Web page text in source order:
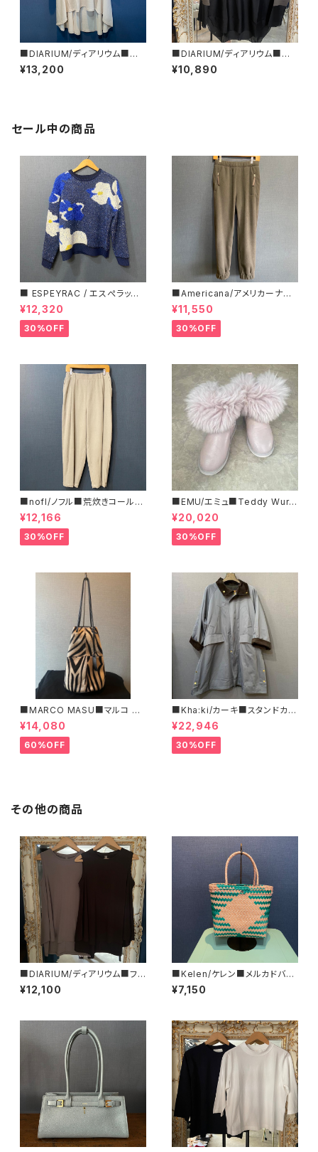
■DIARIUM/ディアリウム■バッ
クフレアー・ドルマンカットソー
■春夏新作！■MADE IN JAPA
¥13,200
■DIARIUM/ディアリウム■シ
アー切り替えトップス■春夏新
作！■MADE IN JAPAN
¥10,890
セール中の商品
■ ESPEYRAC / エスぺラック
■ フラワーモチーフニット■YE
LLOW & NAVY■ 超カワイイ！
¥12,320
30%OFF
■Americana/アメリカーナ■
マイクロフリース・イージーパン
ツ■
¥11,550
30%OFF
■nofl/ノフル■荒炊きコール天
テーパードパンツ■ゆるっとバ
ルーンシルエット
¥12,166
30%OFF
■EMU/エミュ■Teddy Wurr
en■撥水サイドジッパーブーツ
¥20,020
30%OFF
■MARCO MASU■マルコ マ
ージ■ハラコ・ゼブラ柄巾着BA
G■程よいサイズで可愛い
¥14,080
60%OFF
■Kha:ki/カーキ■スタンドカラ
ー・コート■
¥22,946
30%OFF
その他の商品
■DIARIUM/ディアリウム■フレ
アー・タンクトップ■初秋新作！
■MADE IN JAPAN
¥12,100
■Kelen/ケレン■メルカドバッ
グ■KLM25SAC1032
¥7,150